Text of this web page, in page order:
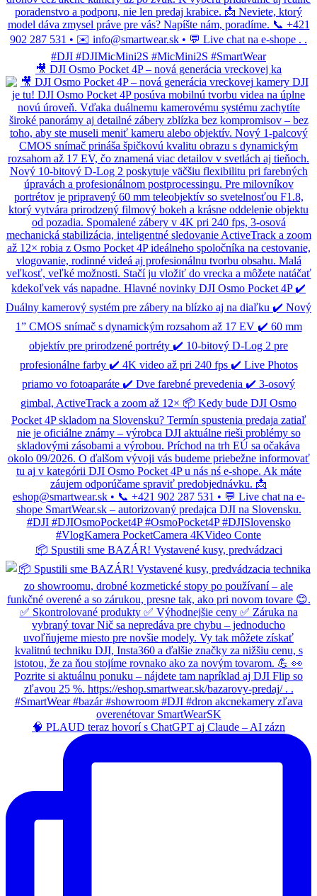
🎥 DJI Osmo Pocket 4P – nová generácia vreckovej ka
📦 Spustili sme BAZÁR! Vystavené kusy, predvádzaci
🧠 PLAUD teraz hovorí s ChatGPT aj Claude – AI zázn